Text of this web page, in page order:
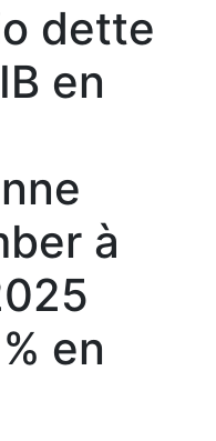
dette
en
à
en